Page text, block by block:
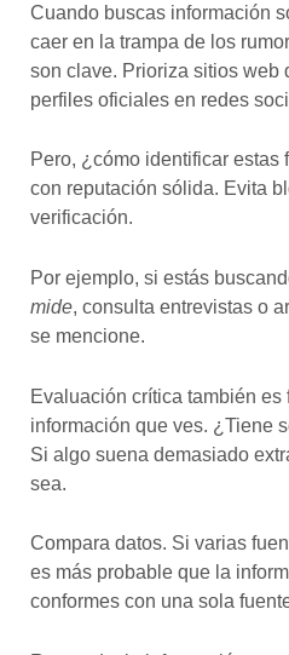
Cuando buscas información
caer en la trampa de los
son clave. Prioriza sitios web
perfiles oficiales en redes
Pero, ¿cómo identificar estas
con reputación sólida. Evita
verificación.
Por ejemplo, si estás
mide, consulta entrevistas o
se mencione.
Evaluación crítica también
información que ves. ¿Tiene
Si algo suena demasiado
sea.
Compara datos. Si varias
es más probable que la
conformes con una sola